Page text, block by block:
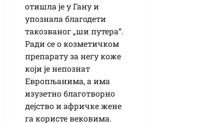
отишла је у Гану и
упознала благодети
такозваног „ши путера“.
Ради се о козметичком
препарату за негу коже
који је непознат
Европљанима, а има
изузетно благотворно
дејство и афричке жене
га користе вековима.